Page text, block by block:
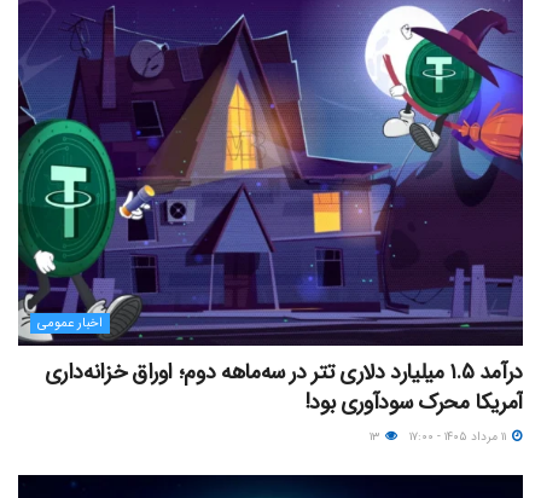
اخبار عمومی
درآمد ۱.۵ میلیارد دلاری تتر در سه‌ماهه دوم؛ اوراق خزانه‌داری
آمریکا محرک سودآوری بود!